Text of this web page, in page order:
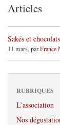
Articles
Sakés et chocolats
11 mars, parFrance
RUBRIQUES
L’association
Nos